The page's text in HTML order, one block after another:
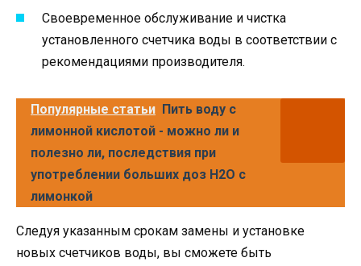
Своевременное обслуживание и чистка
установленного счетчика воды в соответствии с
рекомендациями производителя.
Популярные статьи Пить воду с
лимонной кислотой - можно ли и
полезно ли, последствия при
употреблении больших доз H2O с
лимонкой
Следуя указанным срокам замены и установке
новых счетчиков воды, вы сможете быть